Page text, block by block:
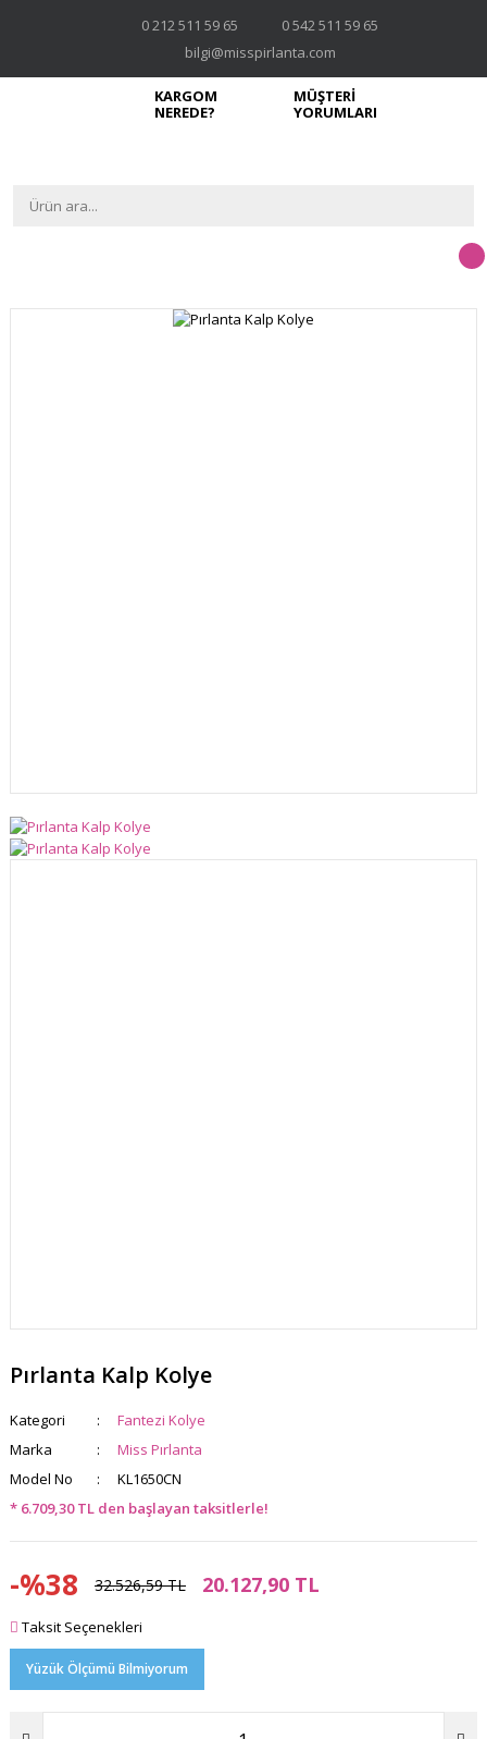
0 212 511 59 65
0 542 511 59 65
bilgi@misspirlanta.com
KARGOM
NEREDE?
MÜŞTERİ
YORUMLARI
Pırlanta Kalp Kolye
Kategori
Fantezi Kolye
Marka
Miss Pırlanta
Model No
KL1650CN
* 6.709,30 TL den başlayan taksitlerle!
-%38 32.526,59 TL 20.127,90 TL
Taksit Seçenekleri
Yüzük Ölçümü Bilmiyorum